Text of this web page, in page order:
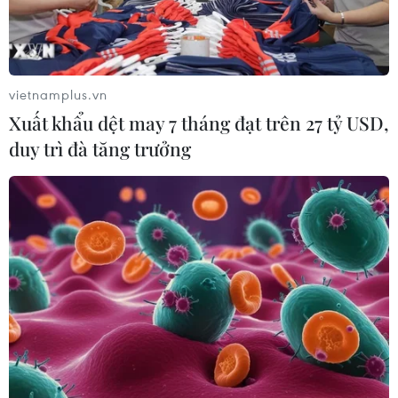
Bạn bè Canada chia sẻ về giá trị độc
lập, tự chủ của Việt Nam
09/08/2026 05:13
Dấu mốc quan trọng đưa quan hệ
Việt Nam-New Zealand phát triển
thực chất và hiệu quả hơn
09/08/2026 02:46
Thắt chặt đoàn kết, hướng tới một
Cộng đồng ASEAN tự cường và bền
vững
09/08/2026 02:40
vietnamplus.vn
Xuất khẩu dệt may 7 tháng đạt trên 27 tỷ USD,
duy trì đà tăng trưởng